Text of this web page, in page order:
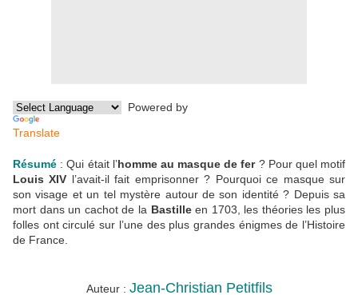
Powered by
Translate
Résumé : Qui était l’homme au masque de fer? Pour quel motif
Louis XIV l’avait-il fait emprisonner ? Pourquoi ce masque sur
son visage et un tel mystère autour de son identité ? Depuis sa
mort dans un cachot de la Bastilleen 1703, les théories les plus
folles ont circulé sur l’une des plus grandes énigmes de l’Histoire
de France.
Auteur : Jean-Christian Petitfils